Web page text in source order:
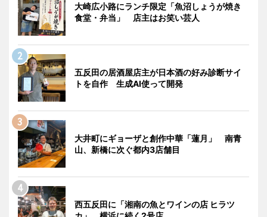
大崎広小路にランチ限定「魚沼しょうが焼き
食堂・弁当」 店主はお笑い芸人
五反田の居酒屋店主が日本酒の好み診断サイ
トを自作 生成AI使って開発
大井町にギョーザと創作中華「蓮月」 南青
山、新橋に次ぐ都内3店舗目
西五反田に「湘南の魚とワインの店 ヒラツ